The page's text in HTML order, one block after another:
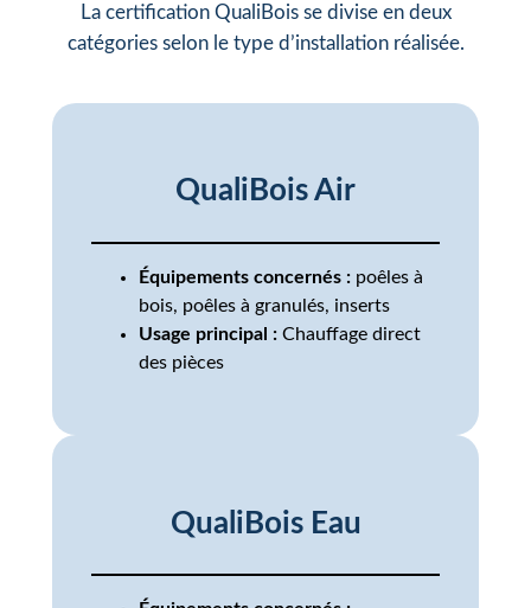
La certification QualiBois se divise en deux
catégories selon le type d’installation réalisée.
QualiBois Air
Équipements concernés : poêles à
bois, poêles à granulés, inserts
Usage principal : Chauffage direct
des pièces
QualiBois Eau